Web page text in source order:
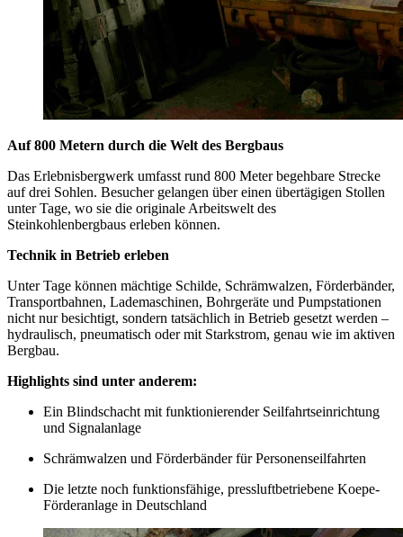
Auf 800 Metern durch die Welt des Bergbaus
Das Erlebnisbergwerk umfasst rund 800 Meter begehbare Strecke
auf drei Sohlen. Besucher gelangen über einen übertägigen Stollen
unter Tage, wo sie die originale Arbeitswelt des
Steinkohlenbergbaus erleben können.
Technik in Betrieb erleben
Unter Tage können mächtige Schilde, Schrämwalzen, Förderbänder,
Transportbahnen, Lademaschinen, Bohrgeräte und Pumpstationen
nicht nur besichtigt, sondern tatsächlich in Betrieb gesetzt werden –
hydraulisch, pneumatisch oder mit Starkstrom, genau wie im aktiven
Bergbau.
Highlights sind unter anderem:
Ein Blindschacht mit funktionierender Seilfahrtseinrichtung
und Signalanlage
Schrämwalzen und Förderbänder für Personenseilfahrten
Die letzte noch funktionsfähige, pressluftbetriebene Koepe-
Förderanlage in Deutschland